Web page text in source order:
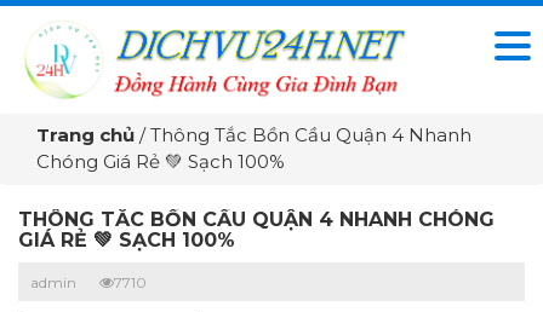
Trang chủ /Thông Tắc Bồn Cầu Quận 4 Nhanh
Chóng Giá Rẻ 💚 Sạch 100%
THÔNG TẮC BỒN CẦU QUẬN 4 NHANH CHÓNG
GIÁ RẺ 💚 SẠCH 100%
admin 7710